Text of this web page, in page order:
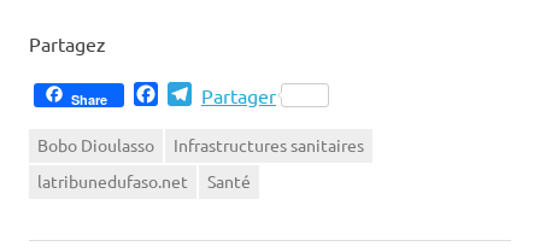
Partagez
Share FacebookTelegram
Partager
Bobo Dioulasso
Infrastructures sanitaires
latribunedufaso.net
Santé